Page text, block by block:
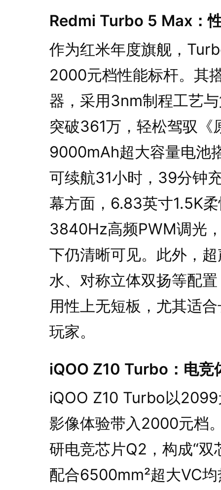
Redmi Turbo 5 Max：
作为红米年度旗舰，
2000元档性能标杆。其
器，采用3nm制程工艺
突破361万，轻松驾驭
9000mAh超大容量电池
可续航31小时，39分钟
幕方面，6.83英寸1.5K
3840Hz高频PWM调光
下仍清晰可见。此外，
水、对称立体双扬等配
用性上无短板，尤其适
玩家。
iQOO Z10 Turbo：电竞
iQOO Z10 Turbo以
影像体验带入2000元档
研电竞芯片Q2，构成“
配合6500mm²超大VC